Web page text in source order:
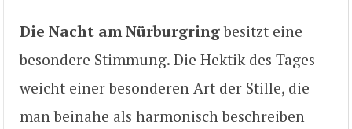
Die Nacht am Nürburgringbesitzt eine
besondere Stimmung. Die Hektik des Tages
weicht einer besonderen Art der Stille, die
man beinahe als harmonisch beschreiben